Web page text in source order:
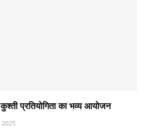
प्रतियोगिता का भव्य आयोजन